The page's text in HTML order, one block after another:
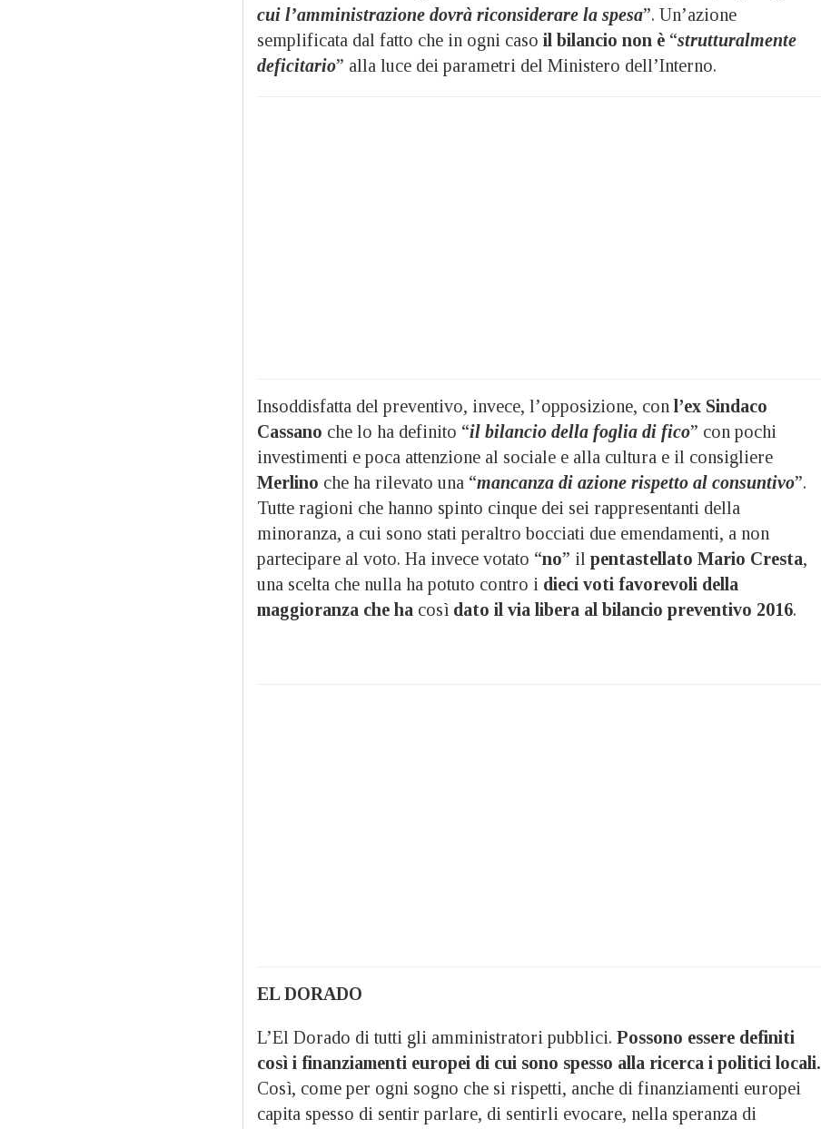
cui l’amministrazione dovrà riconsiderare la spesa”. Un’azione
semplificata dal fatto che in ogni caso il bilancio non è “strutturalmente
deficitario” alla luce dei parametri del Ministero dell’Interno.
Insoddisfatta del preventivo, invece, l’opposizione, con l’ex Sindaco
Cassano che lo ha definito “il bilancio della foglia di fico” con pochi
investimenti e poca attenzione al sociale e alla cultura e il consigliere
Merlino che ha rilevato una “mancanza di azione rispetto al consuntivo”.
Tutte ragioni che hanno spinto cinque dei sei rappresentanti della
minoranza, a cui sono stati peraltro bocciati due emendamenti, a non
partecipare al voto. Ha invece votato “no” il pentastellato Mario Cresta,
una scelta che nulla ha potuto contro i dieci voti favorevoli della
maggioranza che ha così dato il via libera al bilancio preventivo 2016.
EL DORADO
L’El Dorado di tutti gli amministratori pubblici. Possono essere definiti
così i finanziamenti europei di cui sono spesso alla ricerca i politici locali.
Così, come per ogni sogno che si rispetti, anche di finanziamenti europei
capita spesso di sentir parlare, di sentirli evocare, nella speranza di